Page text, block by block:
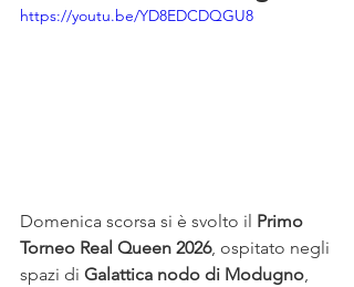
https://youtu.be/YD8EDCDQGU8
Domenica scorsa si è svolto il Primo
Torneo Real Queen 2026, ospitato negli
spazi di Galattica nodo di Modugno,